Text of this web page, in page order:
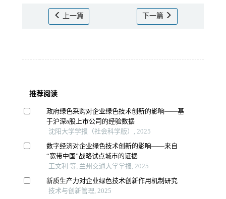
上一篇 下一篇